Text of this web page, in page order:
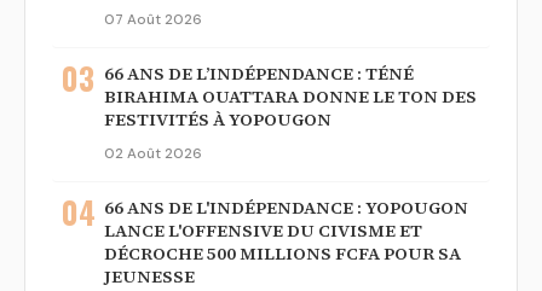
07 Août 2026
03 66 ANS DE L’INDÉPENDANCE : TÉNÉ
BIRAHIMA OUATTARA DONNE LE TON DES
FESTIVITÉS À YOPOUGON
02 Août 2026
04 66 ANS DE L'INDÉPENDANCE : YOPOUGON
LANCE L'OFFENSIVE DU CIVISME ET
DÉCROCHE 500 MILLIONS FCFA POUR SA
JEUNESSE